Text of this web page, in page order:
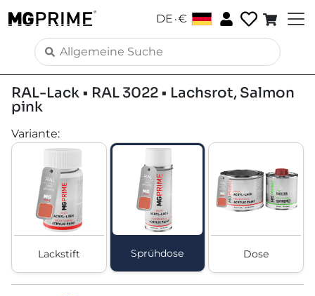
DE .€
RAL-Lack • RAL 3022 • Lachsrot, Salmon
pink
Variante:
Lackstift Sprühdose Dose